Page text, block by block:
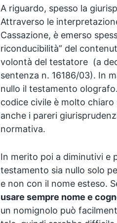
A riguardo, spesso la
Attraverso le
Cassazione, è emerso
riconducibilità” del
volontà del testatore (a
sentenza n. 16186/03). In
nullo il testamento
codice civile è molto chiaro
anche i pareri
normativa.
In merito poi a diminutivi e
testamento sia nullo solo
e non con il nome esteso.
usare sempre nome e
un nomignolo può